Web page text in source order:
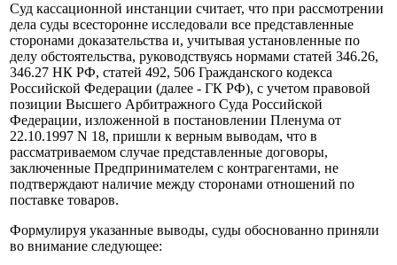
Суд кассационной инстанции считает, что при рассмотрении
дела суды всесторонне исследовали все представленные
сторонами доказательства и, учитывая установленные по
делу обстоятельства, руководствуясь нормами статей 346.26,
346.27 НК РФ, статей 492, 506 Гражданского кодекса
Российской Федерации (далее - ГК РФ), с учетом правовой
позиции Высшего Арбитражного Суда Российской
Федерации, изложенной в постановлении Пленума от
22.10.1997 N 18, пришли к верным выводам, что в
рассматриваемом случае представленные договоры,
заключенные Предпринимателем с контрагентами, не
подтверждают наличие между сторонами отношений по
поставке товаров.
Формулируя указанные выводы, суды обоснованно приняли
во внимание следующее: